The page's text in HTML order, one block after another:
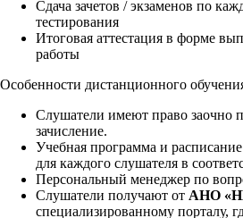
Сдача зачетов / экзаменов по
тестирования
Итоговая аттестация в форме
работы
Особенности дистанционного
Слушатели имеют право заочно
зачисление.
Учебная программа и
для каждого слушателя в
Персональный менеджер по
Слушатели получают от АНО
специализированному порталу,